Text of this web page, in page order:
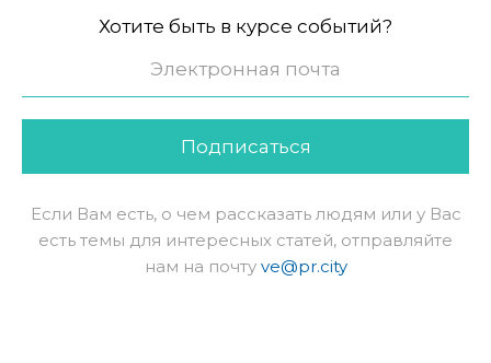
Хотите быть в курсе событий?
Подписаться
Если Вам есть, о чем рассказать людям или у Вас
есть темы для интересных статей, отправляйте
нам на почту ve@pr.city